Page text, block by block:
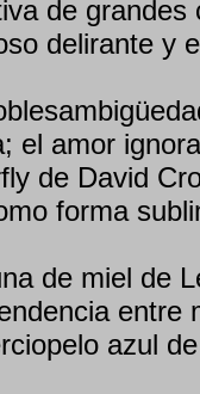
de grandes
delirante y
el amor
de David
forma
de miel de
entre
azul